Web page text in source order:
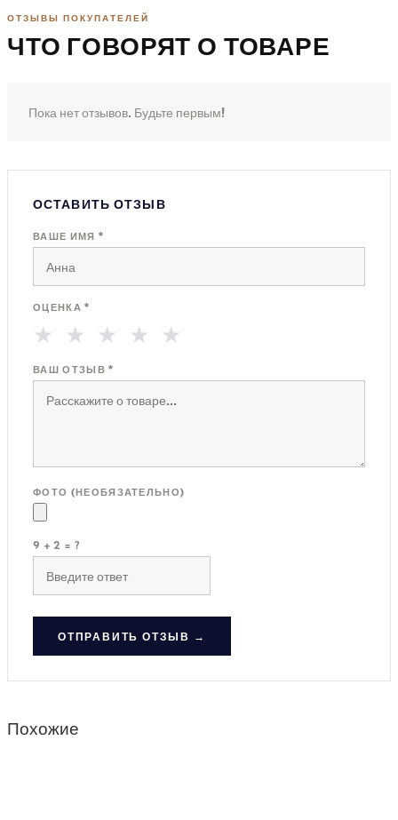
ОТЗЫВЫ ПОКУПАТЕЛЕЙ
ЧТО ГОВОРЯТ О ТОВАРЕ
Пока нет отзывов. Будьте первым!
ОСТАВИТЬ ОТЗЫВ
ВАШЕ ИМЯ *
ОЦЕНКА *
★ ★ ★ ★ ★
ВАШ ОТЗЫВ *
ФОТО (НЕОБЯЗАТЕЛЬНО)
9 + 2 = ?
ОТПРАВИТЬ ОТЗЫВ →
Похожие